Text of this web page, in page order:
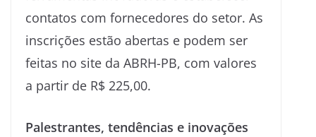
contatos com fornecedores do setor. As
inscrições estão abertas e podem ser
feitas no site da ABRH-PB, com valores
a partir de R$ 225,00.
Palestrantes, tendências e inovações